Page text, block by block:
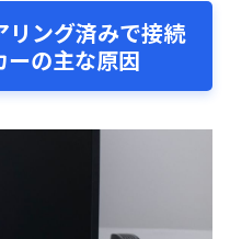
ング済みで接続
ーの主な原因